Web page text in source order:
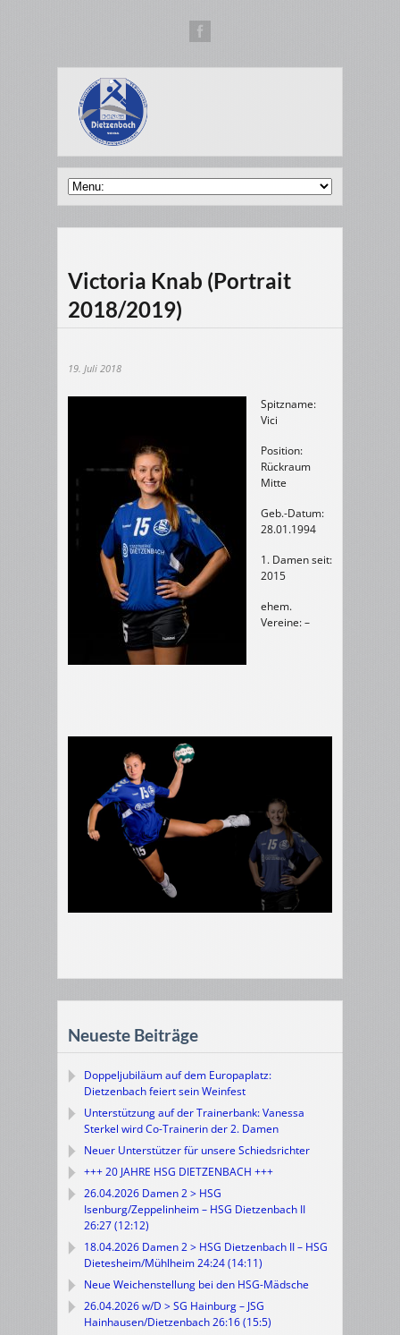
Victoria Knab (Portrait
2018/2019)
19. Juli 2018
Spitzname:
Vici
Position:
Rückraum
Mitte
Geb.-Datum:
28.01.1994
1. Damen seit:
2015
ehem.
Vereine: –
Neueste Beiträge
Doppeljubiläum auf dem Europaplatz:
Dietzenbach feiert sein Weinfest
Unterstützung auf der Trainerbank: Vanessa
Sterkel wird Co-Trainerin der 2. Damen
Neuer Unterstützer für unsere Schiedsrichter
+++ 20 JAHRE HSG DIETZENBACH +++
26.04.2026 Damen 2 > HSG
Isenburg/Zeppelinheim – HSG Dietzenbach II
26:27 (12:12)
18.04.2026 Damen 2 > HSG Dietzenbach II – HSG
Dietesheim/Mühlheim 24:24 (14:11)
Neue Weichenstellung bei den HSG-Mädsche
26.04.2026 w/D > SG Hainburg – JSG
Hainhausen/Dietzenbach 26:16 (15:5)